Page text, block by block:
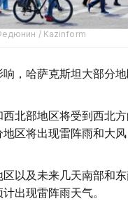
/ Kazinform
，哈萨克斯坦大部分
北部地区将受到西北
区将出现雷阵雨和大
以及未来几天南部和
出现雷阵雨天气。